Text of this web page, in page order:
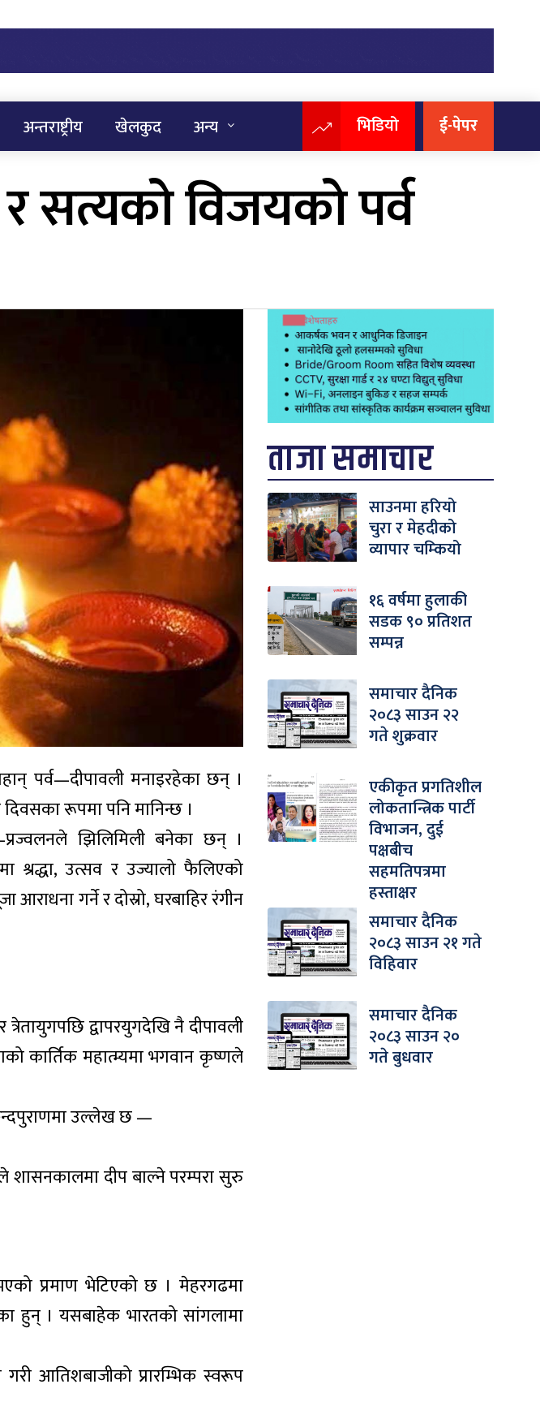
अन्तराष्ट्रीय खेलकुद अन्य भिडियो ई-पेपर
सत्यको विजयको पर्व
पर्व—दीपावली मनाइरहेका छन् ।
रूपमा पनि मानिन्छ ।
झिलिमिली बनेका छन् ।
श्रद्धा, उत्सव र उज्यालो फैलिएको
गर्ने र दोस्रो, घरबाहिर रंगीन
द्वापरयुगदेखि नै दीपावली
कार्तिक महात्म्यमा भगवान कृष्णले
उल्लेख छ —
शासनकालमा दीप बाल्ने परम्परा सुरु
प्रमाण भेटिएको छ । मेहरगढमा
हुन् । यसबाहेक भारतको सांगलामा
आतिशबाजीको प्रारम्भिक स्वरूप
ताजा समाचार
साउनमा हरियो
चुरा र मेहदीको
व्यापार चम्कियो
१६ वर्षमा हुलाकी
सडक ९० प्रतिशत
सम्पन्न
समाचार दैनिक
२०८३ साउन २२
गते शुक्रवार
एकीकृत प्रगतिशील
लोकतान्त्रिक पार्टी
विभाजन, दुई
पक्षबीच
सहमतिपत्रमा
हस्ताक्षर
समाचार दैनिक
२०८३ साउन २१ गते
विहिवार
समाचार दैनिक
२०८३ साउन २०
गते बुधवार